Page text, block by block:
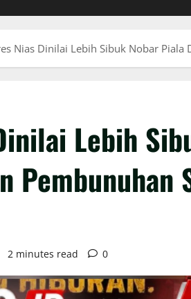
Nias Dinilai Lebih Sibuk Nobar Piala
Lebih
Pembunuhan
2 minutes read 0